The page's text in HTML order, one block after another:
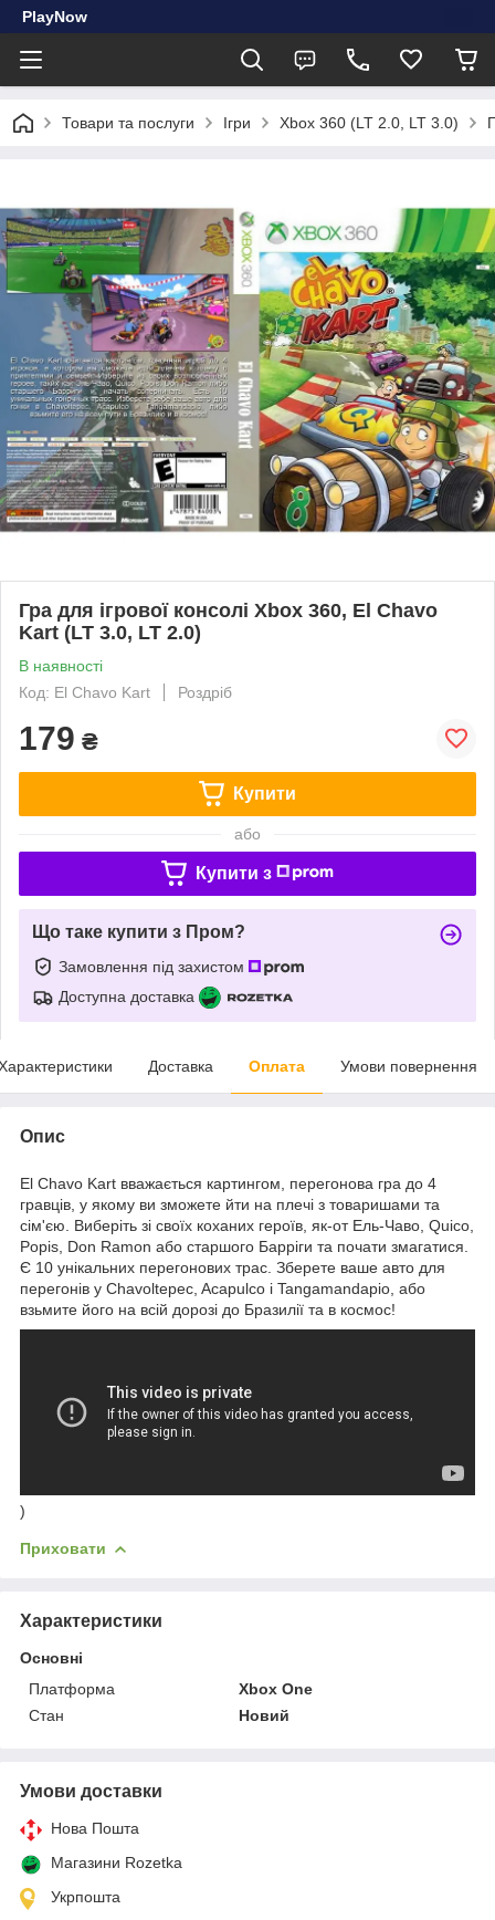
PlayNow
Товари та послуги Ігри Xbox 360 (LT 2.0, LT 3.0)
Гра для ігрової консолі Xbox 360, El Chavo
Kart (LT 3.0, LT 2.0)
В наявності
Код: El Chavo Kart
Роздріб
179 ₴
Купити
або
Купити з
Що таке купити з Пром?
Замовлення під захистом
Доступна доставка
Доставка Оплата Умови повернення
Опис
El Chavo Kart вважається картингом, перегонова гра до 4
гравців, у якому ви зможете йти на плечі з товаришами та
сім'єю. Виберіть зі своїх коханих героїв, як-от Ель-Чаво, Quico,
Popis, Don Ramon або старшого Барріги та почати змагатися.
Є 10 унікальних перегонових трас. Зберете ваше авто для
перегонів у Chavoltepec, Acapulco і Tangamandapio, або
взьмите його на всій дорозі до Бразилії та в космос!
)
Приховати
Характеристики
Основні
Платформа
Xbox One
Стан
Новий
Умови доставки
Нова Пошта
Магазини Rozetka
Укрпошта